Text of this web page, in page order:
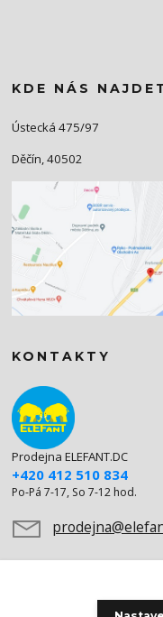
KDE NÁS
Ústecká 475/97
Děčín, 40502
KONTAKTY
Prodejna ELEFANT.DC
+420 412 510 834
Po-Pá 7-17, So 7-12 hod.